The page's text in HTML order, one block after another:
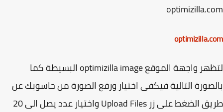
لتظهر واجهة الموقع optimizilla image البسيطة كما
التالية فيكفى اختيار ورفع الصورة من حاسوبك عن
طريق الضغط على زر Upload Files واختيار عدد يصل الى 20